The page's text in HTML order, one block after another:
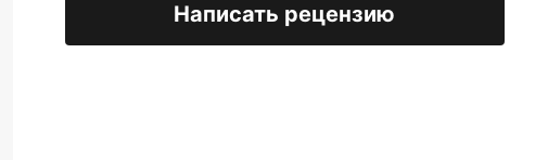
Написать рецензию